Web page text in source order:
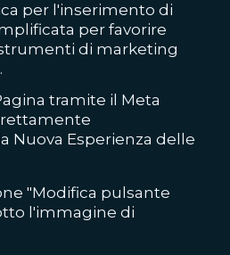
per l'inserimento di
per favorire
di marketing
tramite il Meta
Nuova Esperienza delle
"Modifica pulsante
l'immagine di